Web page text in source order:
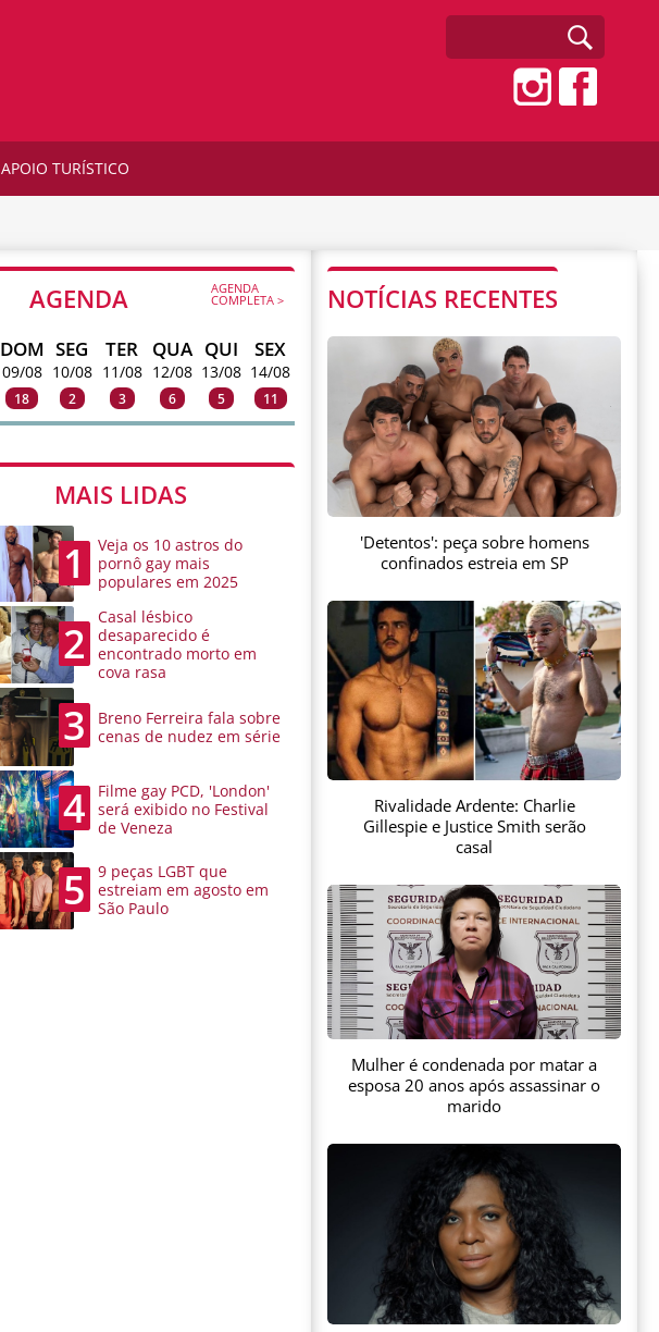
APOIO TURÍSTICO
AGENDA AGENDA
COMPLETA >
DOM
09/08
18
SEG
10/08
2
TER
11/08
3
QUA
12/08
6
QUI
13/08
5
SEX
14/08
11
MAIS LIDAS
1
Veja os 10 astros do
pornô gay mais
populares em 2025
2
Casal lésbico
desaparecido é
encontrado morto em
cova rasa
3
Breno Ferreira fala sobre
cenas de nudez em série
4
Filme gay PCD, 'London'
será exibido no Festival
de Veneza
5
9 peças LGBT que
estreiam em agosto em
São Paulo
NOTÍCIAS RECENTES
'Detentos': peça sobre homens
confinados estreia em SP
Rivalidade Ardente: Charlie
Gillespie e Justice Smith serão
casal
Mulher é condenada por matar a
esposa 20 anos após assassinar o
marido